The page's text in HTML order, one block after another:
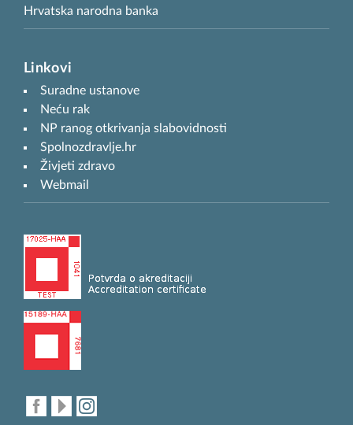
Hrvatska narodna banka
Linkovi
Suradne ustanove
Neću rak
NP ranog otkrivanja slabovidnosti
Spolnozdravlje.hr
Živjeti zdravo
Webmail